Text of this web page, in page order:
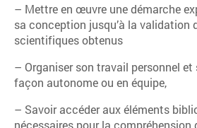
– Mettre en œuvre une démarche
sa conception jusqu’à la validation
scientifiques obtenus
– Organiser son travail personnel
façon autonome ou en équipe,
– Savoir accéder aux éléments
nécessaires pour la compréhension